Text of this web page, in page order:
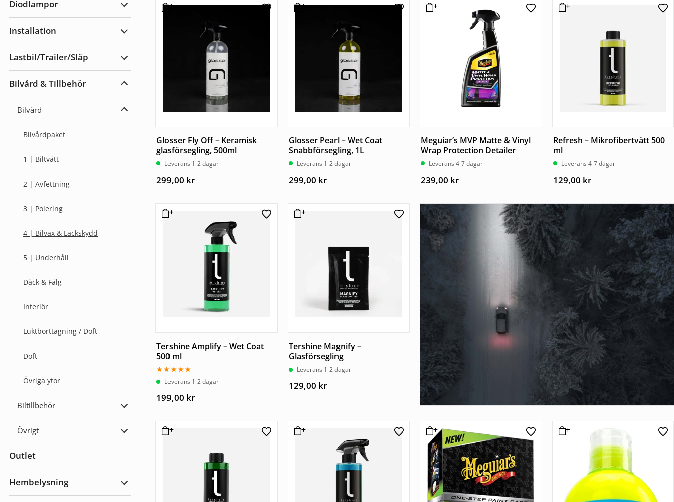
Diodlampor
Expandera
Installation
Expandera
Lastbil/Trailer/Släp
Expandera
Bilvård & Tillbehör
Expandera
Tillbehör
Bilvård
Expandera
Bilvårdpaket
1 | Biltvätt
2 | Avfettning
3 | Polering
4 | Bilvax & Lackskydd
5 | Underhåll
Däck & Fälg
Interiör
Luktborttagning / Doft
Doft
Övriga ytor
Biltillbehör
Expandera
Övrigt
Expandera
Outlet
Hembelysning
Expandera
Glosser Fly Off – Keramisk
glasförsegling, 500ml
Leverans 1-2 dagar
299,00 kr
Glosser Pearl – Wet Coat
Snabbförsegling, 1L
Leverans 1-2 dagar
299,00 kr
Meguiar’s MVP Matte & Vinyl
Wrap Protection Detailer
Leverans 4-7 dagar
239,00 kr
Refresh – Mikrofibertvätt 500
ml
Leverans 4-7 dagar
129,00 kr
Tershine Amplify – Wet Coat
500 ml
Betygsatt
5.00Leverans 1-2 dagar
199,00 kr
Tershine Magnify –
Glasförsegling
Leverans 1-2 dagar
129,00 kr